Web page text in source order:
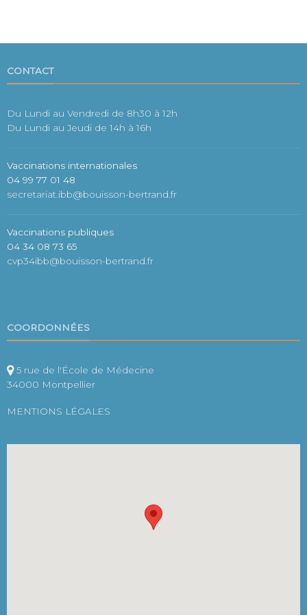
CONTACT
Du Lundi au Vendredi de 8h30 à 12h
Du Lundi au Jeudi de 14h à 16h
Vaccinations internationales
04 99 77 01 48
secretariat.ibb@bouisson-bertrand.fr
Vaccinations publiques
04 34 08 73 65
cvp34ibb@bouisson-bertrand.fr
COORDONNÉES
5 rue de l'École de Médecine
34000 Montpellier
MENTIONS LÉGALES